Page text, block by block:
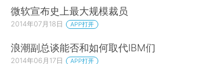
微软宣布史上最大规模裁员
2014年07月18日 APP打开
浪潮副总谈能否和如何取代IBM们
2014年06月17日 APP打开